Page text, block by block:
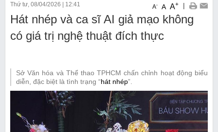
Thứ tư, 08/04/2026 | 12:41 A- A A+ |
Hát nhép và ca sĩ AI giả mạo không
có giá trị nghệ thuật đích thực
Sở Văn hóa và Thể thao TPHCM chấn chỉnh hoạt động biểu
diễn, đặc biệt là tình trạng “hát nhép”.